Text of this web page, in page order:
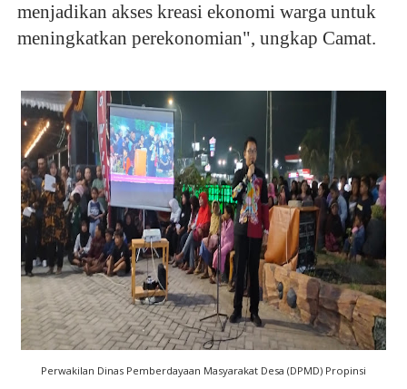
menjadikan akses kreasi ekonomi warga untuk
meningkatkan perekonomian", ungkap Camat.
Perwakilan Dinas Pemberdayaan Masyarakat Desa (DPMD) Propinsi